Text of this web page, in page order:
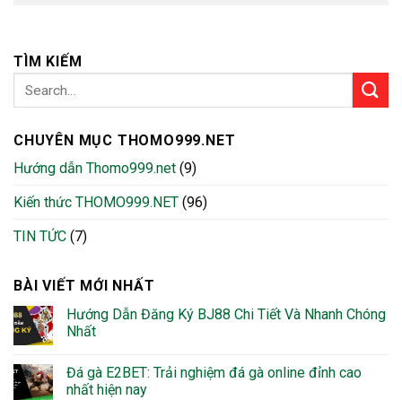
TÌM KIẾM
CHUYÊN MỤC THOMO999.NET
Hướng dẫn Thomo999.net (9)
Kiến thức THOMO999.NET (96)
TIN TỨC (7)
BÀI VIẾT MỚI NHẤT
Hướng Dẫn Đăng Ký BJ88 Chi Tiết Và Nhanh Chóng
Nhất
Đá gà E2BET: Trải nghiệm đá gà online đỉnh cao
nhất hiện nay